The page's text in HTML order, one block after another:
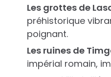
Les grottes de
préhistorique
poignant.
Les ruines de
impérial romain,